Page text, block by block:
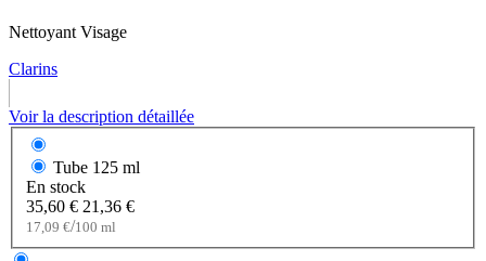
Nettoyant Visage
Clarins
Voir la description détaillée
Tube 125 ml
En stock
35,60 € 21,36 €
17,09 €/100 ml